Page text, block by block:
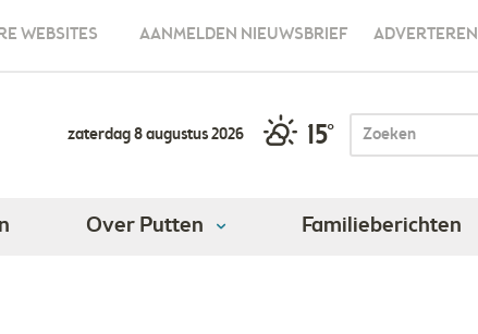
WEBSITES AANMELDEN NIEUWSBRIEF ADVERTEREN
zaterdag 8 augustus 2026 15°
Over Putten Familieberichten